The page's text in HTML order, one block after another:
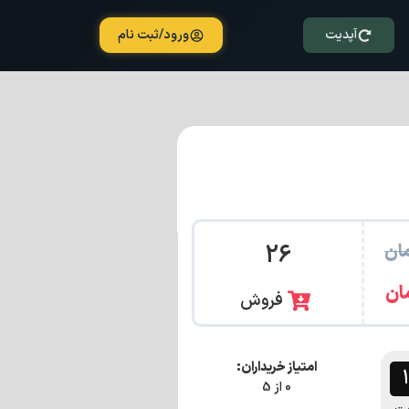
آپدیت ورود/ثبت نام
26
فروش
امتیاز خریداران:
0 از 5